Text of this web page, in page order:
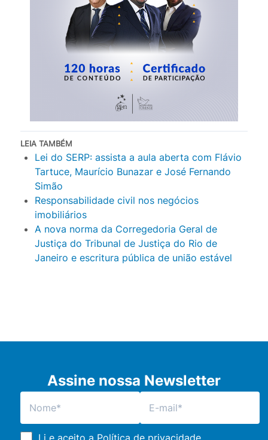
LEIA TAMBÉM
Lei do SERP: assista a aula aberta com Flávio
Tartuce, Maurício Bunazar e José Fernando
Simão
Responsabilidade civil nos negócios
imobiliários
A nova norma da Corregedoria Geral de
Justiça do Tribunal de Justiça do Rio de
Janeiro e escritura pública de união estável
Assine nossa Newsletter
Li e aceito a Política de privacidade